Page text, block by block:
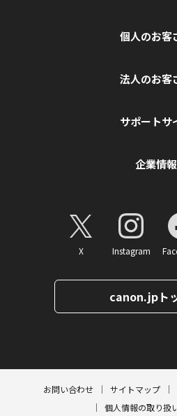
個人のお客
法人のお客
サポートサ
企業情報
X Instagram
canon.jpト
お問い合わせ サイトマップ
個人情報の取り扱